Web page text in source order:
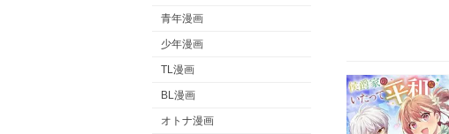
青年漫画
少年漫画
TL漫画
BL漫画
オトナ漫画